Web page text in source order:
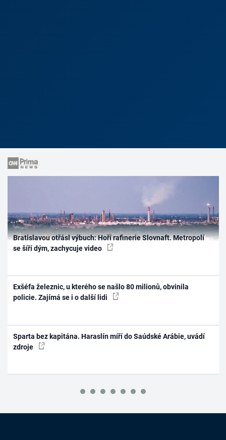
Bratislavou otřásl výbuch: Hoří rafinerie Slovnaft. Metropolí
se šíří dým, zachycuje video
Exšéfa železnic, u kterého se našlo 80 milionů, obvinila
policie. Zajímá se i o další lidi
Sparta bez kapitána. Haraslín míří do Saúdské Arábie, uvádí
zdroje